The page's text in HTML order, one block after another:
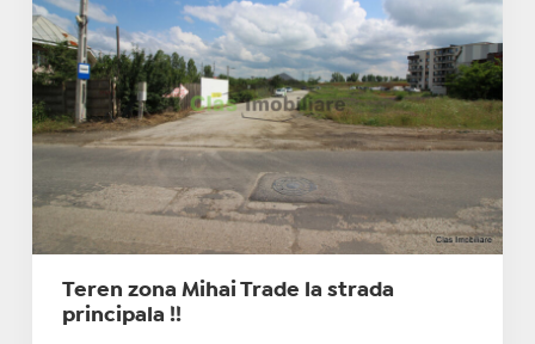
Teren zona Mihai Trade la strada
principala !!